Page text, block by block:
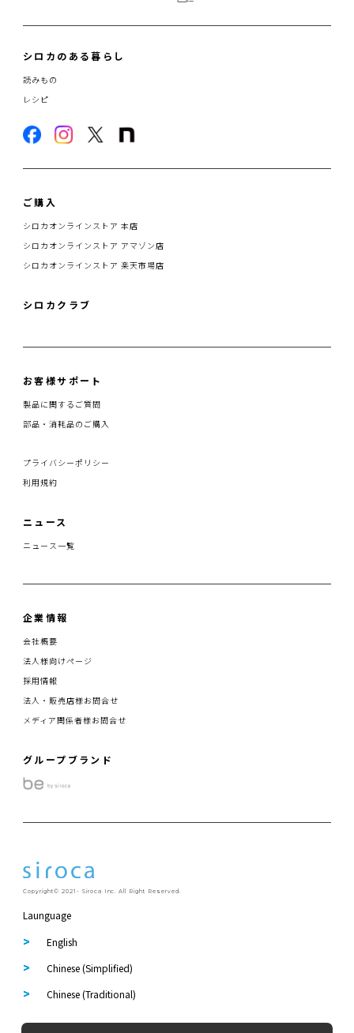
シロカのある暮らし
読みもの
レシピ
ご購入
シロカオンラインストア 本店
シロカオンラインストア アマゾン店
シロカオンラインストア 楽天市場店
シロカクラブ
お客様サポート
製品に関するご質問
部品・消耗品のご購入
プライバシーポリシー
利用規約
ニュース
ニュース一覧
企業情報
会社概要
法人様向けページ
採用情報
法人・販売店様お問合せ
メディア関係者様お問合せ
グループブランド
Copyright© 2021- Siroca Inc. All Right Reserved.
Launguage
English
Chinese (Simplified)
Chinese (Traditional)